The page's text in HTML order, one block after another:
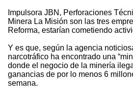
Impulsora JBN, Perforaciones
Minera La Misión son las tres
Reforma, estarían cometiendo
Y es que, según la agencia
narcotráfico ha encontrado una
donde el negocio de la minería
ganancias de por lo menos 6
semana.